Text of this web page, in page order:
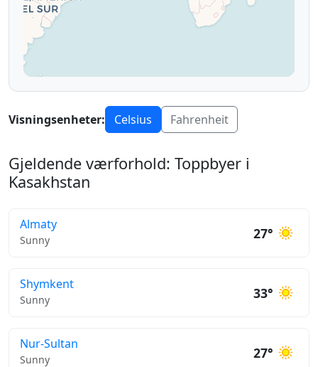
Visningsenheter: Celsius Fahrenheit
Gjeldende værforhold: Toppbyer i
Kasakhstan
Almaty
Sunny 27°
Shymkent
Sunny 33°
Nur-Sultan
Sunny 27°